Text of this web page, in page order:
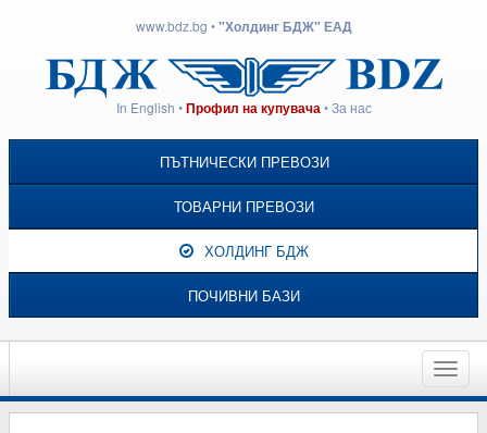
www.bdz.bg •"Холдинг БДЖ" ЕАД
In English •Профил на купувача •За нас
ПЪТНИЧЕСКИ ПРЕВОЗИ
ТОВАРНИ ПРЕВОЗИ
ХОЛДИНГ БДЖ
ПОЧИВНИ БАЗИ
Toggle